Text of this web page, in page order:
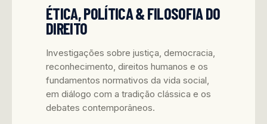
ÉTICA, POLÍTICA & FILOSOFIA DO
DIREITO
Investigações sobre justiça, democracia,
reconhecimento, direitos humanos e os
fundamentos normativos da vida social,
em diálogo com a tradição clássica e os
debates contemporâneos.